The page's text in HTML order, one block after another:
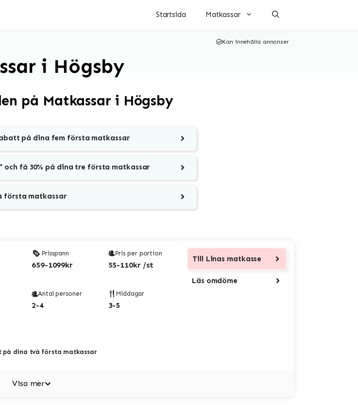
Startsida Matkassar
Kan innehålla annonser
i Högsby
på Matkassar i Högsby
på dina fem första matkassar
och få 30% på dina tre första matkassar
första matkassar
Prisspann
659-1099kr
Pris per portion
55-110kr /st
Antal personer
2-4
Middagar
3-5
Till Linas matkasse
Läs omdöme
på dina två första matkassar
Visa mer